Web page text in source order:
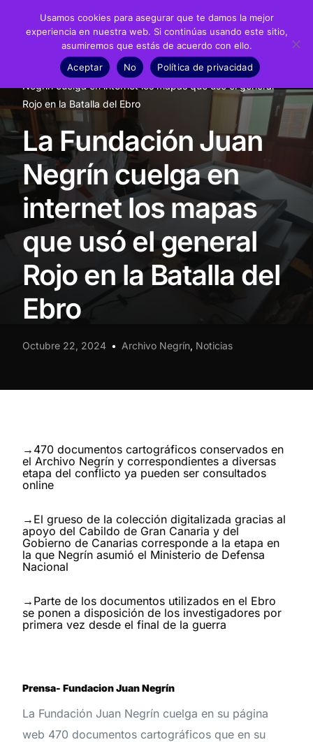
Noticias Archivo Negrín
La Fundación Juan
Negrín cuelga en internet los mapas que usó el general
Rojo en la Batalla del Ebro
La Fundación Juan
Negrín cuelga en
internet los mapas
que usó el general
Rojo en la Batalla del
Ebro
Octubre 22, 2024 Archivo Negrín, Noticias
→470 documentos cartográficos conservados en
el Archivo Negrín y correspondientes a diversas
etapa del conflicto ya pueden ser consultados
online
→El grueso de la colección digitalizada gracias al
apoyo del Cabildo de Gran Canaria y del
Gobierno de Canarias corresponde a la etapa en
la que Negrín asumió el Ministerio de Defensa
Nacional
→Parte de los documentos utilizados en el Ebro
se ponen a disposición de los investigadores por
primera vez desde el final de la guerra
Prensa- Fundacion Juan Negrín
La Fundación Juan Negrín cuelga en su página
web 470 documentos cartográficos que en su
Usamos cookies para asegurar que te damos la mejor
experiencia en nuestra web. Si continúas usando este sitio,
asumiremos que estás de acuerdo con ello.
Aceptar
No Política de privacidad
Fundación
Recursos
Noticias
Material didáctico
Transparencia